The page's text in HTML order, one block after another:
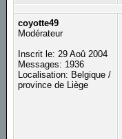
coyotte49
Modérateur
Inscrit le: 29 Aoû 2004
Messages: 1936
Localisation: Belgique /
province de Liège